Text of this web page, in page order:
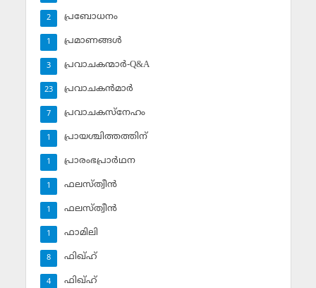
പ്രബോധനം
2
പ്രമാണങ്ങള്‍
1
പ്രവാചകന്മാര്‍-Q&A
3
പ്രവാചകന്‍മാര്‍
23
പ്രവാചകസ്‌നേഹം
7
പ്രായശ്ചിത്തത്തിന്
1
പ്രാരംഭപ്രാര്‍ഥന
1
ഫലസ്ത്വീൻ
1
ഫലസ്ത്വീൻ
1
ഫാമിലി
1
ഫിഖ്ഹ്
8
ഫിഖ്ഹ്‌
4